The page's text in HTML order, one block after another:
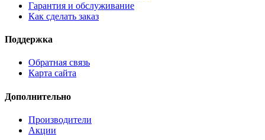
Гарантия и обслуживание
Как сделать заказ
Поддержка
Обратная связь
Карта сайта
Дополнительно
Производители
Акции